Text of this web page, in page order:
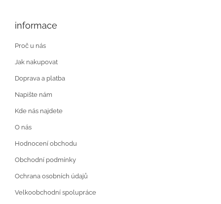
informace
Proč u nás
Jak nakupovat
Doprava a platba
Napište nám
Kde nás najdete
O nás
Hodnocení obchodu
Obchodní podmínky
Ochrana osobních údajů
Velkoobchodní spolupráce